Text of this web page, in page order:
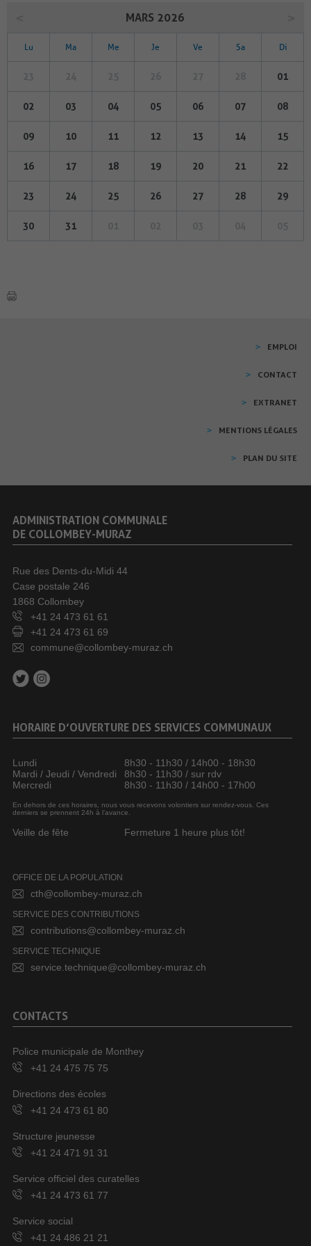
MARS 2026
Lu Ma Me Je Ve Sa Di
01
02 03 04 05 06 07 08
09 10 11 12 13 14 15
16 17 18 19 20 21 22
23 24 25 26 27 28 29
30 31
EMPLOI
CONTACT
EXTRANET
MENTIONS LÉGALES
PLAN DU SITE
ADMINISTRATION COMMUNALE
DE COLLOMBEY-MURAZ
Rue des Dents-du-Midi 44
Case postale 246
1868 Collombey
+41 24 473 61 61
+41 24 473 61 69
commune@collombey-muraz.ch
HORAIRE D’OUVERTURE DES SERVICES COMMUNAUX
Lundi
8h30 - 11h30 / 14h00 - 18h30
Mardi / Jeudi / Vendredi
8h30 - 11h30 / sur rdv
Mercredi
8h30 - 11h30 / 14h00 - 17h00
En dehors de ces horaires, nous vous recevons volontiers sur rendez-vous. Ces
derniers se prennent 24h à l’avance.
Veille de fête Fermeture 1 heure plus tôt!
OFFICE DE LA POPULATION
cth@collombey-muraz.ch
SERVICE DES CONTRIBUTIONS
contributions@collombey-muraz.ch
SERVICE TECHNIQUE
service.technique@collombey-muraz.ch
CONTACTS
Police municipale de Monthey
+41 24 475 75 75
Directions des écoles
+41 24 473 61 80
Structure jeunesse
+41 24 471 91 31
Service officiel des curatelles
+41 24 473 61 77
Service social
+41 24 486 21 21